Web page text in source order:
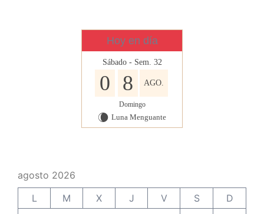
Hoy en día
Sábado - Sem. 32
0 8 AGO.
Domingo
W Luna Menguante
agosto 2026
L
M X J V S
D